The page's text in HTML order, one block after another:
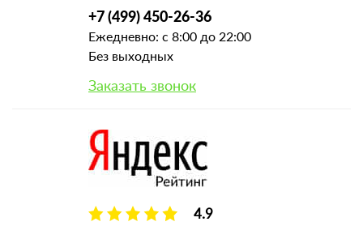
+7 (499) 450-26-36
Ежедневно: с 8:00 до 22:00
Без выходных
Заказать звонок
4.9